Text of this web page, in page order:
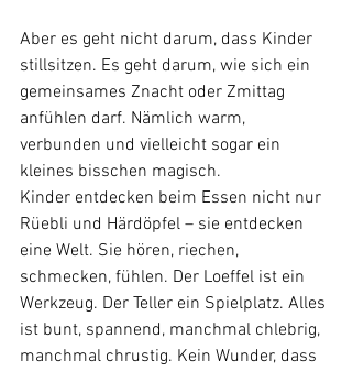
Aber es geht nicht darum, dass Kinder
stillsitzen. Es geht darum, wie sich ein
gemeinsames Znacht oder Zmittag
anfühlen darf. Nämlich warm,
verbunden und vielleicht sogar ein
kleines bisschen magisch.
Kinder entdecken beim Essen nicht nur
Rüebli und Härdöpfel – sie entdecken
eine Welt. Sie hören, riechen,
schmecken, fühlen. Der Loeffel ist ein
Werkzeug. Der Teller ein Spielplatz. Alles
ist bunt, spannend, manchmal chlebrig,
manchmal chrustig. Kein Wunder, dass